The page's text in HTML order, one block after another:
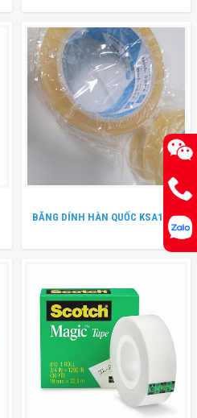
BĂNG DÍNH HÀN QUỐC KSA1970